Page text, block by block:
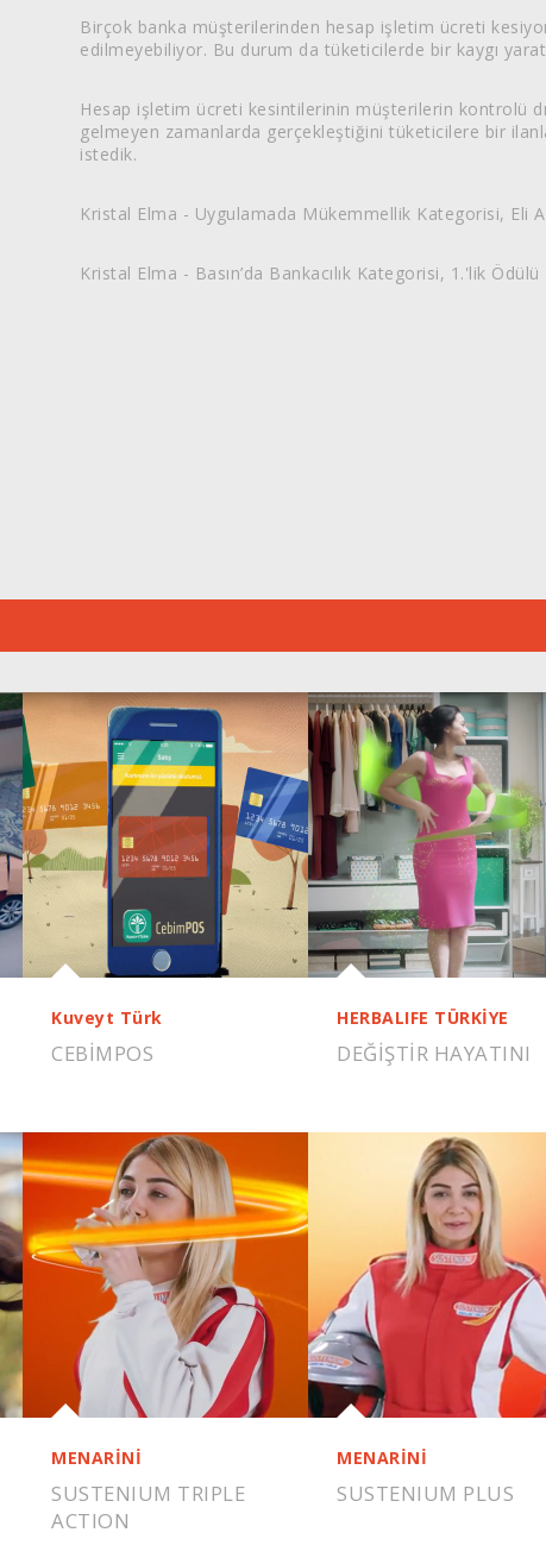
Birçok banka müşterilerinden hesap işletim ücreti
edilmeyebiliyor. Bu durum da tüketicilerde bir kaygı
Hesap işletim ücreti kesintilerinin müşterilerin kontrolü
gelmeyen zamanlarda gerçekleştiğini tüketicilere bir
istedik.
Kristal Elma - Uygulamada Mükemmellik Kategorisi, Eli
Kristal Elma - Basın’da Bankacılık Kategorisi, 1.'lik Ödülü
Kuveyt Türk
CEBIMPOS
HERBALIFE TÜRKİYE
DEĞİŞTİR HAYATINI
MENARİNİ
SUSTENIUM TRIPLE
ACTION
MENARİNİ
SUSTENIUM PLUS